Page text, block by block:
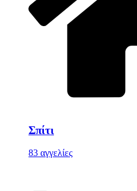
Σπίτι
83 αγγελίες